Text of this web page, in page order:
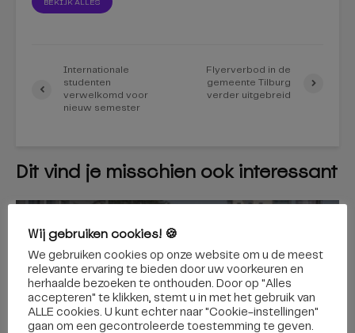
BEKIJK ALLES
Internationale
studenten
verwelkomd voor
nieuw semester
Flyerverbod in de
gemeente Tilburg
verder uitgebreid
Dit vind je misschien ook interessant
TILBURG
Bijna 6.000 boetes sinds
invoering zero-emissiezone
in Tilburg
Wij gebruiken cookies! 🍪
We gebruiken cookies op onze website om u de meest
relevante ervaring te bieden door uw voorkeuren en
herhaalde bezoeken te onthouden. Door op "Alles
accepteren" te klikken, stemt u in met het gebruik van
ALLE cookies. U kunt echter naar "Cookie-instellingen"
gaan om een ​​gecontroleerde toestemming te geven.